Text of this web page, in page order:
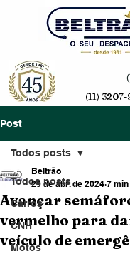
(11)
Post
Todos posts
Carros
CNH
Motos
Todos posts
Avançar
vermelho para
veículo de
Beltrão
29 de abr. de 2024 7